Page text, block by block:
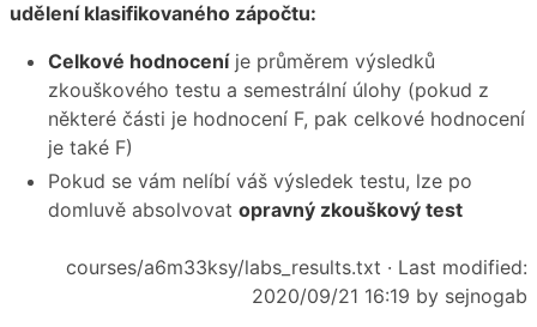
udělení klasifikovaného zápočtu:
Celkové hodnoceníje průměrem výsledků
zkouškového testu a semestrální úlohy (pokud z
některé části je hodnocení F, pak celkové hodnocení
je také F)
Pokud se vám nelíbí váš výsledek testu, lze po
domluvě absolvovat opravný zkouškový test
courses/a6m33ksy/labs_results.txt · Last modified:
2020/09/21 16:19 by sejnogab